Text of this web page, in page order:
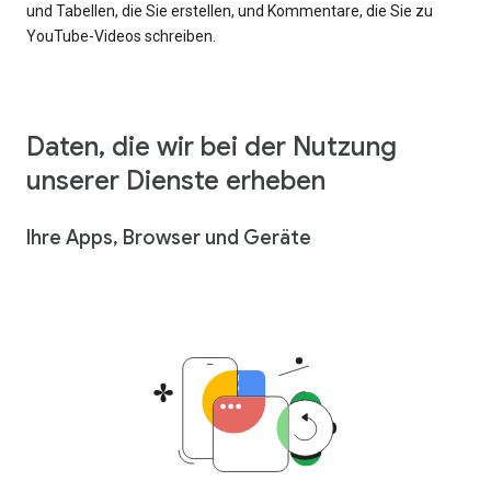
und Tabellen, die Sie erstellen, und Kommentare, die Sie zu
YouTube-Videos schreiben.
Daten, die wir bei der Nutzung
unserer Dienste erheben
Ihre Apps, Browser und Geräte